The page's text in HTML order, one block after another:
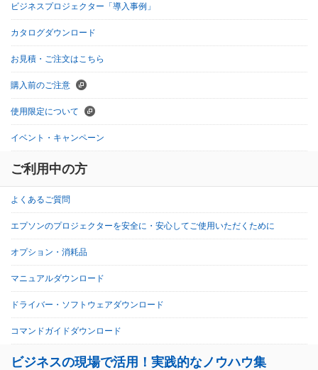
ビジネスプロジェクター「導入事例」
カタログダウンロード
お見積・ご注文はこちら
購入前のご注意
使用限定について
イベント・キャンペーン
ご利用中の方
よくあるご質問
エプソンのプロジェクターを安全に・安心してご使用いただくために
オプション・消耗品
マニュアルダウンロード
ドライバー・ソフトウェアダウンロード
コマンドガイドダウンロード
ビジネスの現場で活用！実践的なノウハウ集